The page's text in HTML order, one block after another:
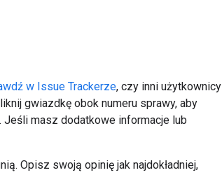
w Issue Trackerze, czy inni użytkownicy
gwiazdkę obok numeru sprawy, aby
Jeśli masz dodatkowe informacje lub
Opisz swoją opinię jak najdokładniej,